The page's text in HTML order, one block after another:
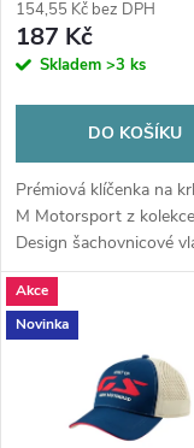
r
o
u
k
t
r
o
d
u
k
t
154,55 Kč bez DPH
187 Kč
Skladem >3 ks
DO KOŠÍKU
Prémiová klíčenka na
M Motorsport z
Design šachovnicové
magnetické zapínání
a kovová karabina pro
maximální bezpečí
Akce
Novinka